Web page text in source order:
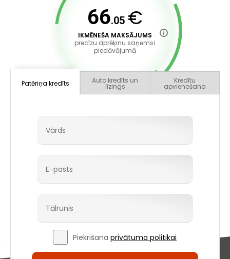
66.05 €
IKMĒNEŠA MAKSĀJUMS
precīzu aprēķinu saņemsi
piedāvājumā
Patēriņa kredīts Auto kredīts un
līzings
Kredītu
apvienošana
Piekrišana privātuma politikai